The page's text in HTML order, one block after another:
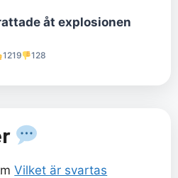
åt explosionen
1219 128
Vilket är svartas